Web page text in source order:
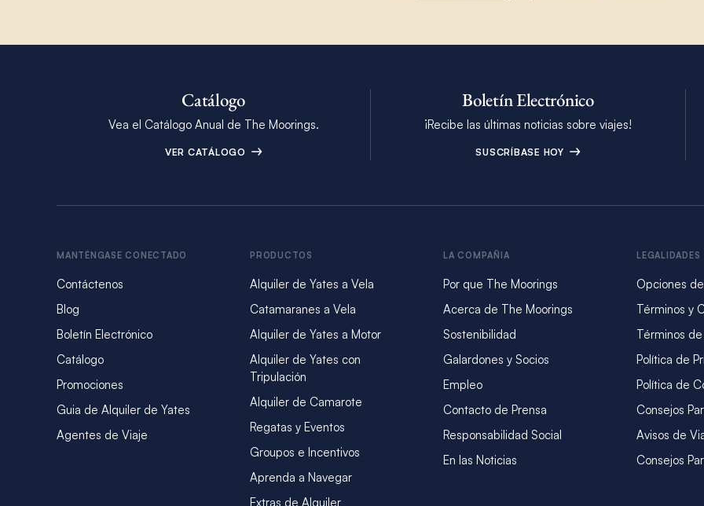
Catálogo
Vea el Catálogo Anual de The Moorings.
VER CATÁLOGO
Boletín Electrónico
¡Recibe las últimas noticias sobre viajes!
SUSCRÍBASE HOY
MANTÉNGASE CONECTADO
Contáctenos
Blog
Boletín Electrónico
Catálogo
Promociones
Guia de Alquiler de Yates
Agentes de Viaje
PRODUCTOS
Alquiler de Yates a Vela
Catamaranes a Vela
Alquiler de Yates a Motor
Alquiler de Yates con
Tripulación
Alquiler de Camarote
Regatas y Eventos
Groupos e Incentivos
Aprenda a Navegar
Extras de Alquiler
LA COMPAÑIA
Por que The Moorings
Acerca de The Moorings
Sostenibilidad
Galardones y Socios
Empleo
Contacto de Prensa
Responsabilidad Social
En las Noticias
LEGALIDADES
Opciones
Términos y
Términos
Política de
Política de
Consejos
Avisos de
Consejos